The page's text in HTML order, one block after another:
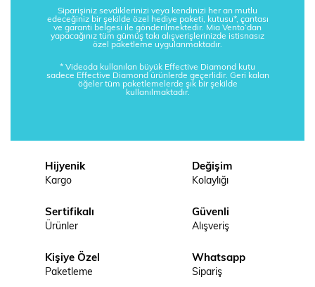
Siparişiniz sevdiklerinizi veya kendinizi her an mutlu
edeceğiniz bir şekilde özel hediye paketi, kutusu*, çantası
ve garanti belgesi ile gönderilmektedir. Mia Vento’dan
yapacağınız tüm gümüş takı alışverişlerinizde istisnasız
özel paketleme uygulanmaktadır.
* Videoda kullanılan büyük Effective Diamond kutu
sadece Effective Diamond ürünlerde geçerlidir. Geri kalan
öğeler tüm paketlemelerde şık bir şekilde
kullanılmaktadır.
Hijyenik
Kargo
Değişim
Kolaylığı
Sertifikalı
Ürünler
Güvenli
Alışveriş
Kişiye Özel
Paketleme
Whatsapp
Sipariş